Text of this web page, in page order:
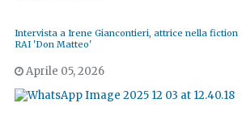
Intervista a Irene Giancontieri, attrice nella fiction
RAI 'Don Matteo'
Aprile 05, 2026